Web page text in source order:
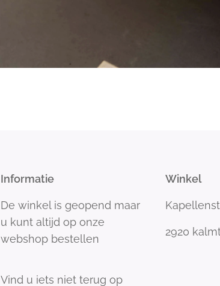
Informatie
De winkel is geopend maar
u kunt altijd op onze
webshop bestellen
Vind u iets niet terug op
Winkel
2920